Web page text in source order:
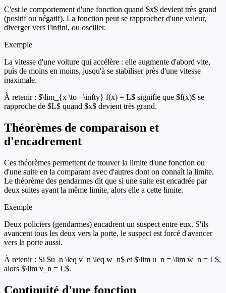
C'est le comportement d'une fonction quand $x$ devient très grand
(positif ou négatif). La fonction peut se rapprocher d'une valeur,
diverger vers l'infini, ou osciller.
Exemple
La vitesse d'une voiture qui accélère : elle augmente d'abord vite,
puis de moins en moins, jusqu'à se stabiliser près d'une vitesse
maximale.
À retenir : $\lim_{x \to +\infty} f(x) = L$ signifie que $f(x)$ se
rapproche de $L$ quand $x$ devient très grand.
Théorèmes de comparaison et
d'encadrement
Ces théorèmes permettent de trouver la limite d'une fonction ou
d'une suite en la comparant avec d'autres dont on connaît la limite.
Le théorème des gendarmes dit que si une suite est encadrée par
deux suites ayant la même limite, alors elle a cette limite.
Exemple
Deux policiers (gendarmes) encadrent un suspect entre eux. S'ils
avancent tous les deux vers la porte, le suspect est forcé d'avancer
vers la porte aussi.
À retenir : Si $u_n \leq v_n \leq w_n$ et $\lim u_n = \lim w_n = L$,
alors $\lim v_n = L$.
Continuité d'une fonction